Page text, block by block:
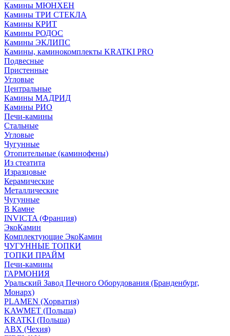
Камины МЮНХЕН
Камины ТРИ СТЕКЛА
Камины КРИТ
Камины РОДОС
Камины ЭКЛИПС
Камины, каминокомплекты KRATKI PRO
Подвесные
Пристенные
Угловые
Центральные
Камины МАДРИД
Камины РИО
Печи-камины
Стальные
Угловые
Чугунные
Отопительные (каминофены)
Из стеатита
Изразцовые
Керамические
Металлические
Чугунные
В Камне
INVICTA (Франция)
ЭкоКамин
Комплектующие ЭкоКамин
ЧУГУННЫЕ ТОПКИ
ТОПКИ ПРАЙМ
Печи-камины
ГАРМОНИЯ
Уральский Завод Печного Оборудования (Бранденбург,
Монарх)
PLAMEN (Хорватия)
KAWMET (Польша)
KRATKI (Польша)
ABX (Чехия)